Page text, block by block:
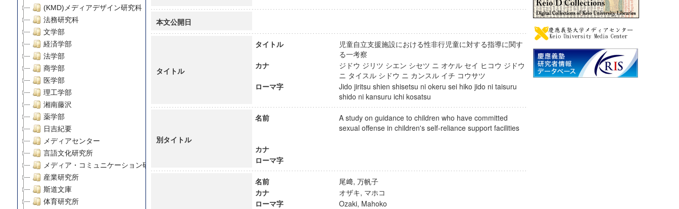
(KMD)メディアデザイン研究科
法務研究科
文学部
経済学部
法学部
商学部
医学部
理工学部
湘南藤沢
薬学部
日吉紀要
メディアセンター
言語文化研究所
メディア・コミュニケーション研究所
産業研究所
斯道文庫
体育研究所
本文公開日
タイトル
タイトル
児童自立支援施設における性非行児童に対する指導に関す
る一考察
カナ
ジドウ ジリツ シエン シセツ ニ オケル セイ ヒコウ ジドウ
ニ タイスル シドウ ニ カンスル イチ コウサツ
ローマ字
Jido jiritsu shien shisetsu ni okeru sei hiko jido ni taisuru
shido ni kansuru ichi kosatsu
別タイトル
名前
A study on guidance to children who have committed
sexual offense in children's self-reliance support facilities
カナ
ローマ字
名前
尾﨑, 万帆子
カナ
オザキ, マホコ
ローマ字
Ozaki, Mahoko